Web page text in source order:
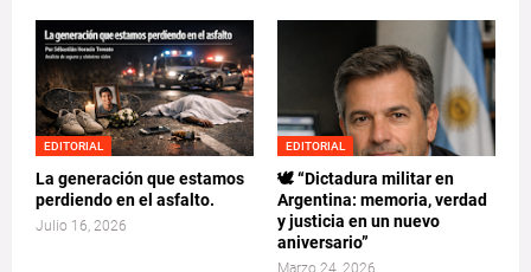
EDITORIAL
La generación que estamos
perdiendo en el asfalto.
Julio 16, 2026
EDITORIAL
🕊️ “Dictadura militar en
Argentina: memoria, verdad
y justicia en un nuevo
aniversario”
Marzo 24, 2026